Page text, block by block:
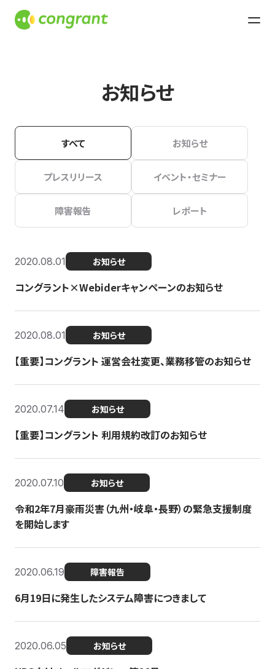
お知らせ
すべて お知らせ
プレスリリース イベント・セミナー
障害報告 レポート
2020.08.01 お知らせ
コングラント×Webiderキャンペーンのお知らせ
2020.08.01 お知らせ
【重要】コングラント 運営会社変更、業務移管のお知らせ
2020.07.14 お知らせ
【重要】コングラント 利用規約改訂のお知らせ
2020.07.10 お知らせ
令和2年7月豪雨災害（九州・岐阜・長野）の緊急支援制度
を開始します
2020.06.19 障害報告
6月19日に発生したシステム障害につきまして
2020.06.05 お知らせ